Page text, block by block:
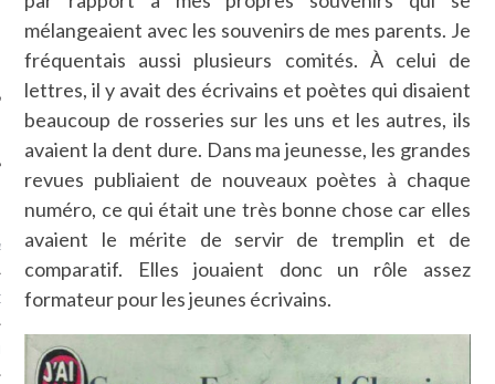
CARAVELLE
CARAVELLE
PODCAST
mélangeaient avec les souvenirs de mes parents. Je
fréquentais aussi plusieurs comités. À celui de
lettres, il y avait des écrivains et poètes qui disaient
beaucoup de rosseries sur les uns et les autres, ils
avaient la dent dure. Dans ma jeunesse, les grandes
revues publiaient de nouveaux poètes à chaque
numéro, ce qui était une très bonne chose car elles
avaient le mérite de servir de tremplin et de
comparatif. Elles jouaient donc un rôle assez
formateur pour les jeunes écrivains.